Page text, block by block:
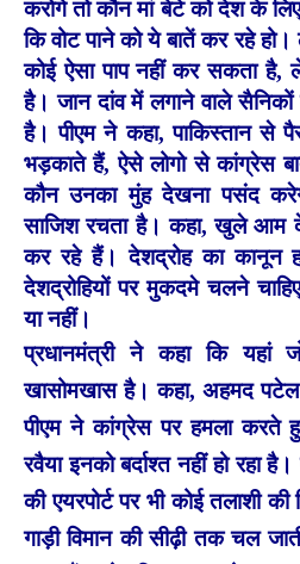
करोगे तो कौन मां बेटे को देश के
कि वोट पाने को ये बातें कर रहे हो।
कोई ऐसा पाप नहीं कर सकता है,
है। जान दांव में लगाने वाले
है। पीएम ने कहा, पाकिस्तान से
भड़काते हैं, ऐसे लोगो से कांग्रेस
कौन उनका मुंह देखना पसंद
साजिश रचता है। कहा, खुले आम
कर रहे हैं। देशद्रोह का कानून
देशद्रोहियों पर मुकदमे चलने
या नहीं।
प्रधानमंत्री ने कहा कि
खासोमखास है। कहा, अहमद
पीएम ने कांग्रेस पर हमला करते
रवैया इनको बर्दाश्त नहीं हो रहा
की एयरपोर्ट पर भी कोई तलाशी
गाड़ी विमान की सीढ़ी तक चल